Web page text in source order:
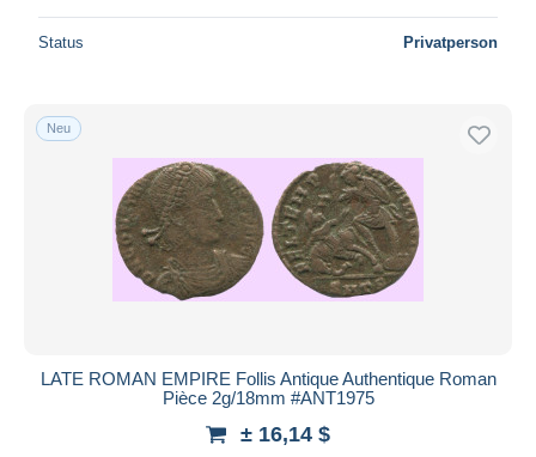
Status Privatperson
Neu
LATE ROMAN EMPIRE Follis Antique Authentique Roman
Pièce 2g/18mm #ANT1975
± 16,14 $